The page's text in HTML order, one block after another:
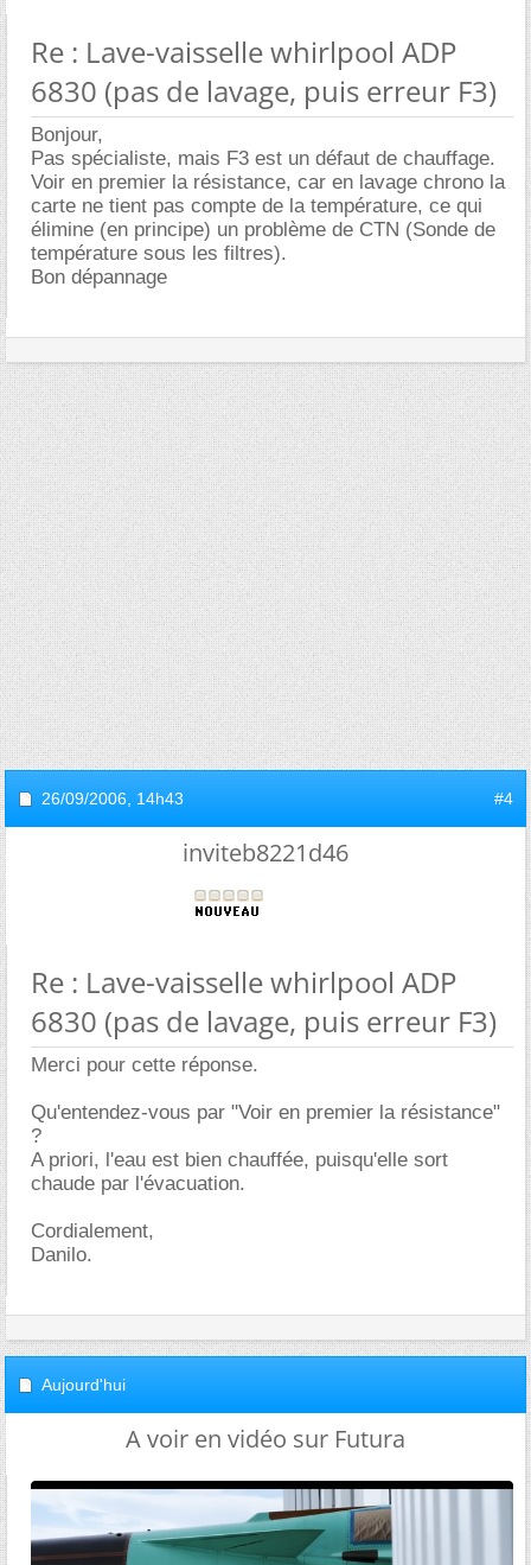
Re : Lave-vaisselle whirlpool ADP
6830 (pas de lavage, puis erreur F3)
Bonjour,
Pas spécialiste, mais F3 est un défaut de chauffage.
Voir en premier la résistance, car en lavage chrono la
carte ne tient pas compte de la température, ce qui
élimine (en principe) un problème de CTN (Sonde de
température sous les filtres).
Bon dépannage
26/09/2006, 14h43 #4
inviteb8221d46
Re : Lave-vaisselle whirlpool ADP
6830 (pas de lavage, puis erreur F3)
Merci pour cette réponse.
Qu'entendez-vous par "Voir en premier la résistance"
?
A priori, l'eau est bien chauffée, puisqu'elle sort
chaude par l'évacuation.
Cordialement,
Danilo.
Aujourd'hui
A voir en vidéo sur Futura